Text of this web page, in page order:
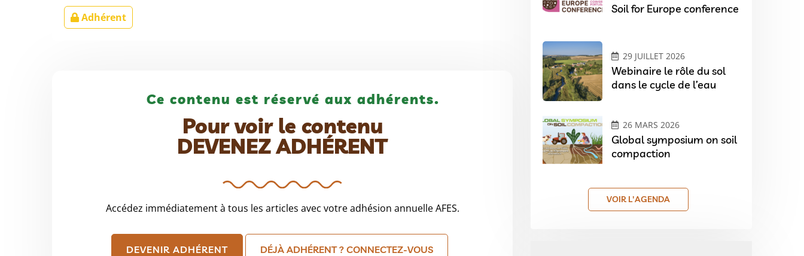
Adhérent
Ce contenu est réservé aux adhérents.
Pour voir le contenu
DEVENEZ ADHÉRENT
Accédez immédiatement à tous les articles avec votre adhésion annuelle AFES.
DEVENIR ADHÉRENT DÉJÀ ADHÉRENT ? CONNECTEZ-VOUS
Soil for Europe conference
29 JUILLET 2026
Webinaire le rôle du sol
dans le cycle de l’eau
26 MARS 2026
Global symposium on soil
compaction
VOIR L'AGENDA